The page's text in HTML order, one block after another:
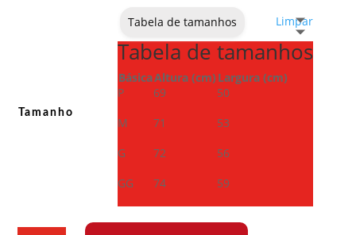
Tamanho
Limpar
Tabela de tamanhos
Tabela de tamanhos
BásicaAltura (cm) Largura (cm)
P
69
50
M
71
53
G
72
56
GG
74 59